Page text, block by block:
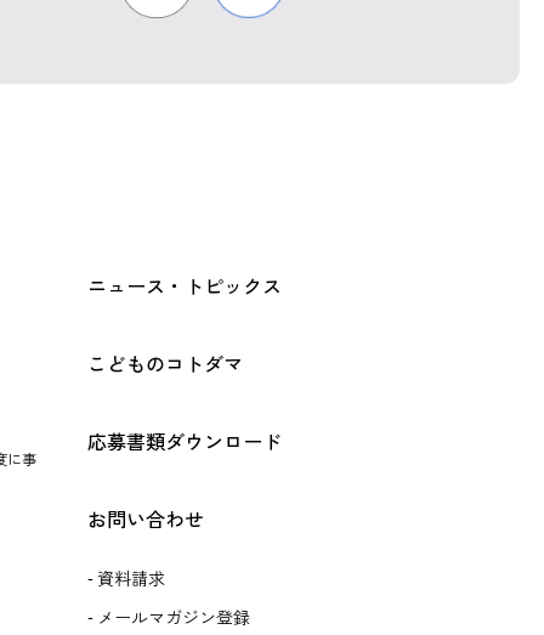
に事
ニュース・トピックス
こどものコトダマ
応募書類ダウンロード
お問い合わせ
資料請求
メールマガジン登録